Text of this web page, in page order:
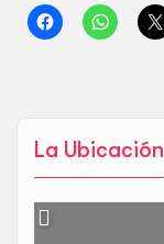
La Ubicación